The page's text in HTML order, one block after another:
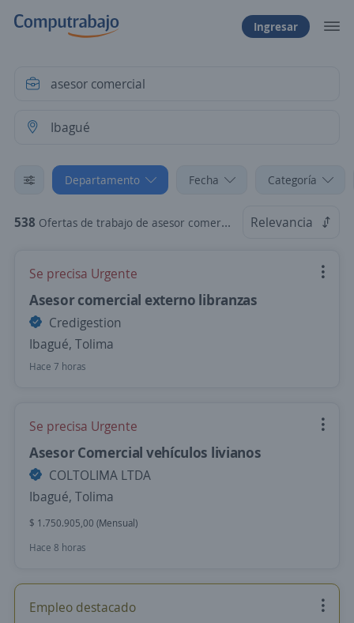
Ingresar
Departamento Fecha Categoría
538 Ofertas de trabajo de asesor comercial en Ibagué, Tolima Relevancia
Se precisa Urgente
Asesor comercial externo libranzas
Credigestion
Ibagué, Tolima
Hace 7 horas
Se precisa Urgente
Asesor Comercial vehículos livianos
COLTOLIMA LTDA
Ibagué, Tolima
$ 1.750.905,00 (Mensual)
Hace 8 horas
Empleo destacado